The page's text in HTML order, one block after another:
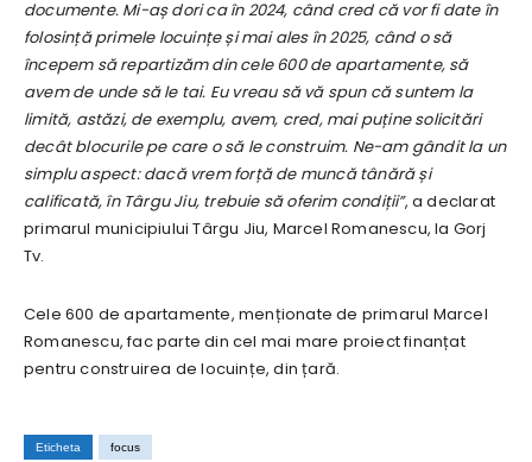
documente. Mi-aș dori ca în 2024, când cred că vor fi date în
folosință primele locuințe și mai ales în 2025, când o să
începem să repartizăm din cele 600 de apartamente, să
avem de unde să le tai. Eu vreau să vă spun că suntem la
limită, astăzi, de exemplu, avem, cred, mai puține solicitări
decât blocurile pe care o să le construim. Ne-am gândit la un
simplu aspect: dacă vrem forță de muncă tânără și
calificată, în Târgu Jiu, trebuie să oferim condiții”, a declarat
primarul municipiului Târgu Jiu, Marcel Romanescu, la Gorj
Tv.
Cele 600 de apartamente, menționate de primarul Marcel
Romanescu, fac parte din cel mai mare proiect finanțat
pentru construirea de locuințe, din țară.
Eticheta focus